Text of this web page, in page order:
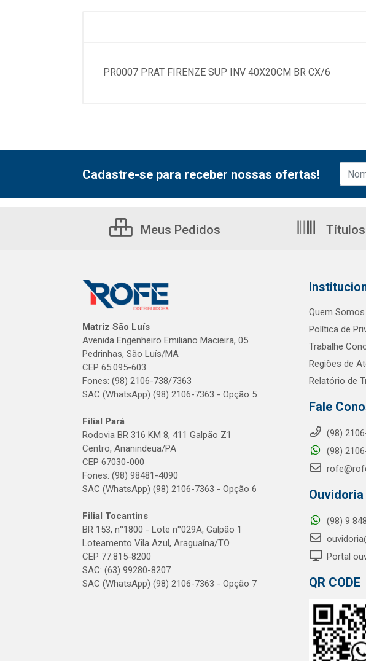
PR0007 PRAT FIRENZE SUP INV 40X20CM BR CX/6
Cadastre-se para receber nossas ofertas!
Meus Pedidos Títulos
Matriz São Luís
Avenida Engenheiro Emiliano Macieira, 05
Pedrinhas, São Luís/MA
CEP 65.095-603
Fones: (98) 2106-738/7363
SAC (WhatsApp) (98) 2106-7363 - Opção 5
Filial Pará
Rodovia BR 316 KM 8, 411 Galpão Z1
Centro, Ananindeua/PA
CEP 67030-000
Fones: (98) 98481-4090
SAC (WhatsApp) (98) 2106-7363 - Opção 6
Filial Tocantins
BR 153, n°1800 - Lote n°029A, Galpão 1
Loteamento Vila Azul, Araguaína/TO
CEP 77.815-8200
SAC: (63) 99280-8207
SAC (WhatsApp) (98) 2106-7363 - Opção 7
Quem Somos
Política de
Trabalhe
Regiões de
Relatório de
Fale
(98)
(98)
Ouvidoria
(98) 9
Portal
QR CODE